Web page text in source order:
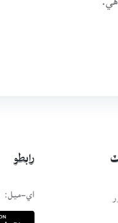
رابطو
اي-ميل: